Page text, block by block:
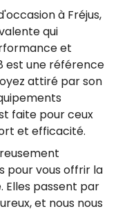
à Fréjus,
qui
et
est une référence
attiré par son
faite pour ceux
et efficacité.
pour vous offrir la
Elles passent par
et nous nous